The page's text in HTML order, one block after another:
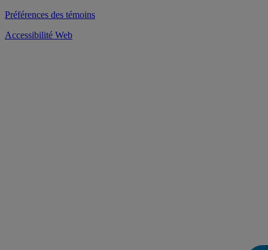
Préférences des témoins
Accessibilité Web